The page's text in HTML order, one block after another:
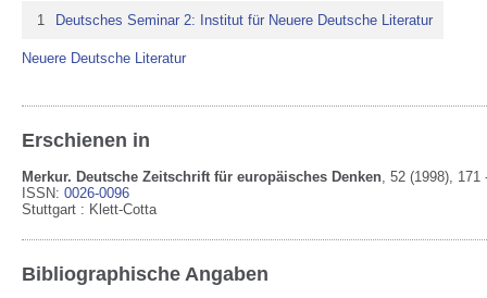
1 Deutsches Seminar 2: Institut für Neuere Deutsche Literatur
Neuere Deutsche Literatur
Erschienen in
Merkur. Deutsche Zeitschrift für europäisches Denken, 52 (1998), 171
ISSN: 0026-0096
Stuttgart : Klett-Cotta
Bibliographische Angaben